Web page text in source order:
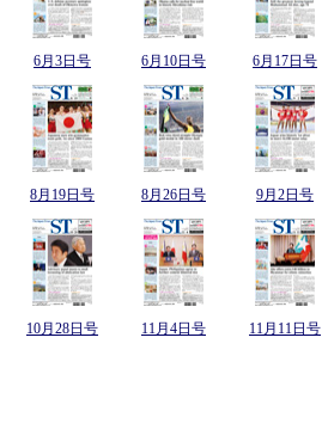
6月3日号 6月10日号 6月17日号
8月19日号 8月26日号 9月2日号
10月28日号 11月4日号 11月11日号